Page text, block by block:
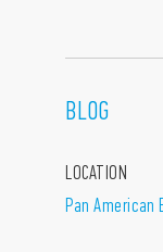
BLOG
LOCATION
Pan American